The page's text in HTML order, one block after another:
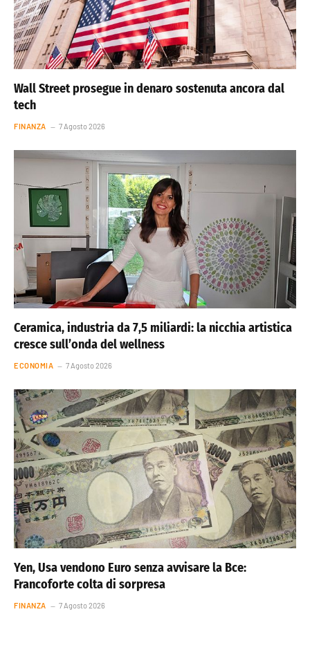
Wall Street prosegue in denaro sostenuta ancora dal
tech
FINANZA 7 Agosto 2026
Ceramica, industria da 7,5 miliardi: la nicchia artistica
cresce sull’onda del wellness
ECONOMIA 7 Agosto 2026
Yen, Usa vendono Euro senza avvisare la Bce:
Francoforte colta di sorpresa
FINANZA 7 Agosto 2026